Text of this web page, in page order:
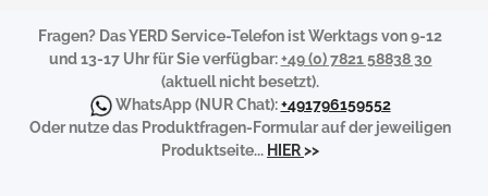
Fragen? Das YERD Service-Telefon ist Werktags von 9-12
und 13-17 Uhr für Sie verfügbar:+49 (0) 7821 58838 30
(aktuell nicht besetzt).
WhatsApp(NUR Chat):+491796159552
Oder nutze das Produktfragen-Formular auf der jeweiligen
Produktseite... HIER>>